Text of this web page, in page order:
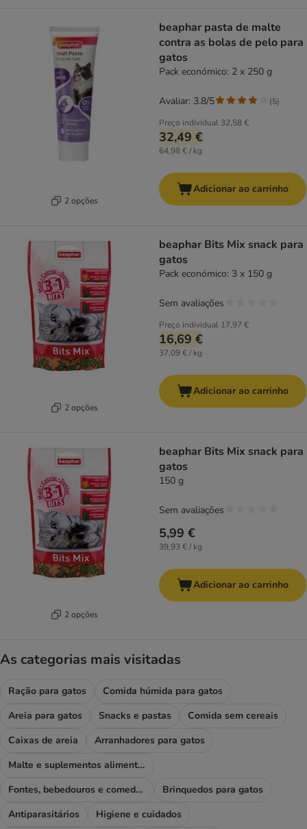
2 opções
beaphar pasta de malte
contra as bolas de pelo para
gatos
Pack económico: 2 x 250 g
Preço individual 32,58 €
32,49 €
64,98 € / kg
Avaliar: 3.8/5 (5)
Adicionar ao carrinho
2 opções
beaphar Bits Mix snack para
gatos
Pack económico: 3 x 150 g
Preço individual 17,97 €
16,69 €
37,09 € / kg
Sem avaliações
Adicionar ao carrinho
2 opções
beaphar Bits Mix snack para
gatos
150 g
5,99 €
39,93 € / kg
Sem avaliações
Adicionar ao carrinho
As categorias mais visitadas
Ração para gatos
Comida húmida para gatos
Areia para gatos
Snacks e pastas
Comida sem cereais
Caixas de areia
Arranhadores para gatos
Malte e suplementos alimentares
Fontes, bebedouros e comedouros
Brinquedos para gatos
Antiparasitários
Higiene e cuidados